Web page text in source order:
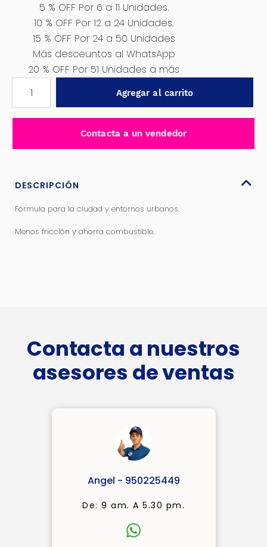
5 % OFF Por 6 a 11 Unidades.
10 % OFF Por 12 a 24 Unidades.
15 % OFF Por 24 a 50 Unidades
Más desceuntos al WhatsApp
20 % OFF Por 51 Unidades a más
CADENA
cantidad
Agregar al carrito
Contacta a un vendedor
DESCRIPCIÓN
Fórmula para la ciudad y entornos urbanos.
Menos fricción y ahorra combustible.
Contacta a nuestros
asesores de ventas
Angel - 950225449
De: 9 am. A 5.30 pm.